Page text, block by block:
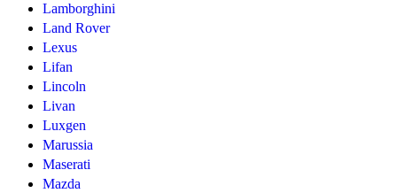
Lamborghini
Land Rover
Lexus
Lifan
Lincoln
Livan
Luxgen
Marussia
Maserati
Mazda